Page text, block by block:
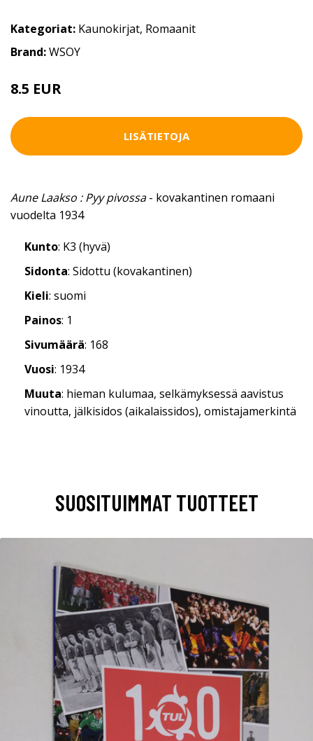
Kategoriat: Kaunokirjat, Romaanit
Brand:WSOY
8.5 EUR
LISÄTIETOJA
Aune Laakso : Pyy pivossa- kovakantinen romaani
vuodelta 1934
Kunto: K3 (hyvä)
Sidonta: Sidottu (kovakantinen)
Kieli: suomi
Painos: 1
Sivumäärä: 168
Vuosi: 1934
Muuta: hieman kulumaa, selkämyksessä aavistus
vinoutta, jälkisidos (aikalaissidos), omistajamerkintä
SUOSITUIMMAT TUOTTEET